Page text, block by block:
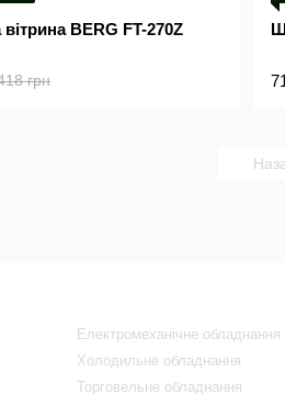
BERG FT-270Z
грн
Електромеханічне обладнання
Холодильне обладнання
Торговельне обладнання